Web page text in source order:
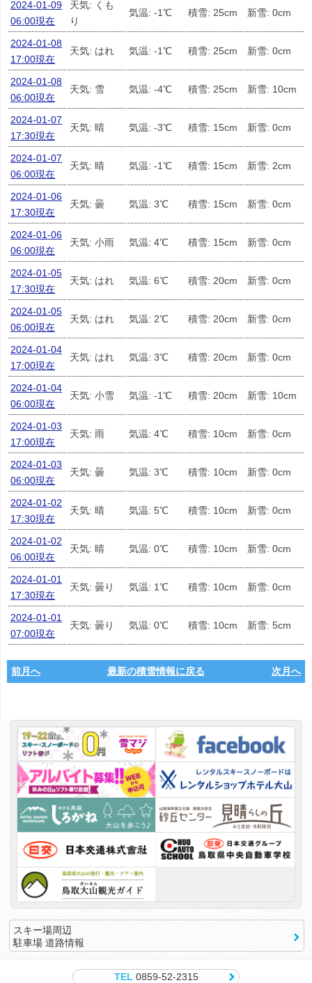
2024-01-09
06:00現在
天気: くも
り
気温: -1℃ 積雪: 25cm 新雪: 0cm
2024-01-08
17:00現在
天気: はれ 気温: -1℃ 積雪: 25cm 新雪: 0cm
2024-01-08
06:00現在
天気: 雪 気温: -4℃ 積雪: 25cm 新雪: 10cm
2024-01-07
17:30現在
天気: 晴 気温: -3℃ 積雪: 15cm 新雪: 0cm
2024-01-07
06:00現在
天気: 晴 気温: -1℃ 積雪: 15cm 新雪: 2cm
2024-01-06
17:30現在
天気: 曇 気温: 3℃ 積雪: 15cm 新雪: 0cm
2024-01-06
06:00現在
天気: 小雨 気温: 4℃ 積雪: 15cm 新雪: 0cm
2024-01-05
17:30現在
天気: はれ 気温: 6℃ 積雪: 20cm 新雪: 0cm
2024-01-05
06:00現在
天気: はれ 気温: 2℃ 積雪: 20cm 新雪: 0cm
2024-01-04
17:00現在
天気: はれ 気温: 3℃ 積雪: 20cm 新雪: 0cm
2024-01-04
06:00現在
天気: 小雪 気温: -1℃ 積雪: 20cm 新雪: 10cm
2024-01-03
17:00現在
天気: 雨 気温: 4℃ 積雪: 10cm 新雪: 0cm
2024-01-03
06:00現在
天気: 曇 気温: 3℃ 積雪: 10cm 新雪: 0cm
2024-01-02
17:30現在
天気: 晴 気温: 5℃ 積雪: 10cm 新雪: 0cm
2024-01-02
06:00現在
天気: 晴 気温: 0℃ 積雪: 10cm 新雪: 0cm
2024-01-01
17:30現在
天気: 曇り 気温: 1℃ 積雪: 10cm 新雪: 0cm
2024-01-01
07:00現在
天気: 曇り 気温: 0℃ 積雪: 10cm 新雪: 5cm
前月へ 最新の積雪情報に戻る 次月へ
スキー場周辺
駐車場 道路情報
TEL0859-52-2315